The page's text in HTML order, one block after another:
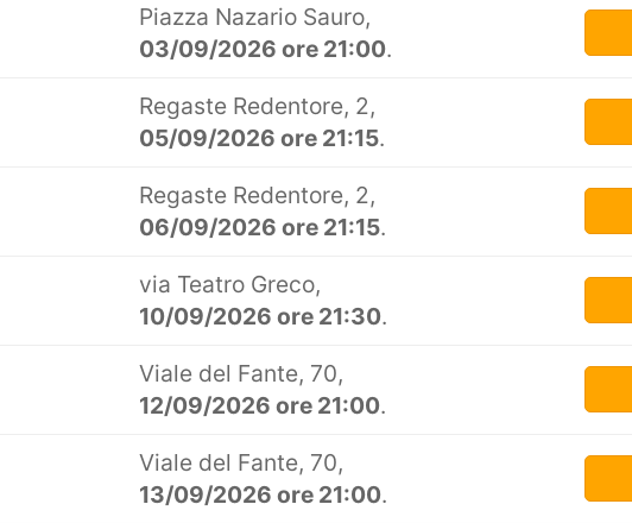
Piazza Nazario Sauro,
03/09/2026 ore 21:00.
Regaste Redentore, 2,
05/09/2026 ore 21:15.
Regaste Redentore, 2,
06/09/2026 ore 21:15.
via Teatro Greco,
10/09/2026 ore 21:30.
Viale del Fante, 70,
12/09/2026 ore 21:00.
Viale del Fante, 70,
13/09/2026 ore 21:00.